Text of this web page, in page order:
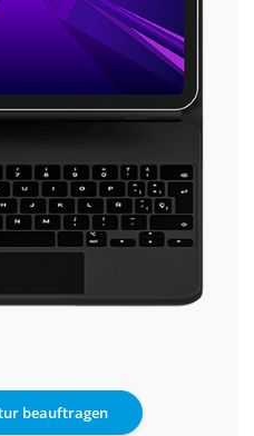
beauftragen